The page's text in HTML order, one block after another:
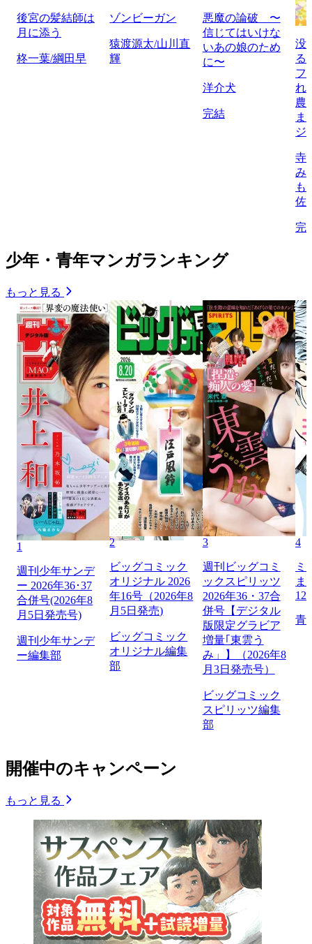
後宮の髪結師は
月に添う
柊一葉/綱田早
ゾンビーガン
猿渡源太/山川直
輝
悪魔の論破 〜
信じてはいけな
いあの娘のため
に〜
洋介犬
完結
没
る
フ
れ
農
ま
ジ
寺
み
も
佐
完
少年・青年マンガランキング
もっと見る
1
週刊少年サンデ
ー 2026年36･37
合併号(2026年8
月5日発売号)
週刊少年サンデ
ー編集部
2
ビッグコミック
オリジナル 2026
年16号（2026年8
月5日発売)
ビッグコミック
オリジナル編集
部
3
週刊ビッグコミ
ックスピリッツ
2026年36・37合
併号【デジタル
版限定グラビア
増量｢東雲う
み」】（2026年8
月3日発売号）
ビッグコミック
スピリッツ編集
部
4
ミ
ま
129
青
開催中のキャンペーン
もっと見る